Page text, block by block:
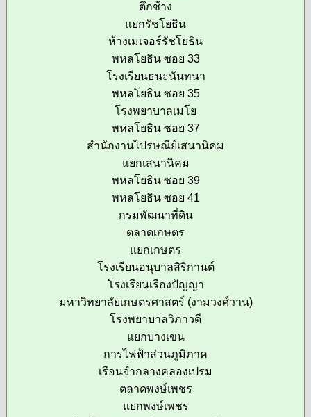
ตึกช้าง
แยกรัชโยธิน
ห้างเมเจอร์รัชโยธิน
พหลโยธิน ซอย 33
โรงเรียนธนะนันทนา
พหลโยธิน ซอย 35
โรงพยาบาลเมโย
พหลโยธิน ซอย 37
สำนักงานไปรษณีย์เสนานิคม
แยกเสนานิคม
พหลโยธิน ซอย 39
พหลโยธิน ซอย 41
กรมพัฒนาที่ดิน
ตลาดเกษตร
แยกเกษตร
โรงเรียนอนุบาลสิริกานต์
โรงเรียนเรืองปัญญา
มหาวิทยาลัยเกษตรศาสตร์ (งามวงศ์วาน)
โรงพยาบาลวิภาวดี
แยกบางเขน
การไฟฟ้าส่วนภูมิภาค
เรือนจำกลางคลองเปรม
ตลาดพงษ์เพชร
แยกพงษ์เพชร